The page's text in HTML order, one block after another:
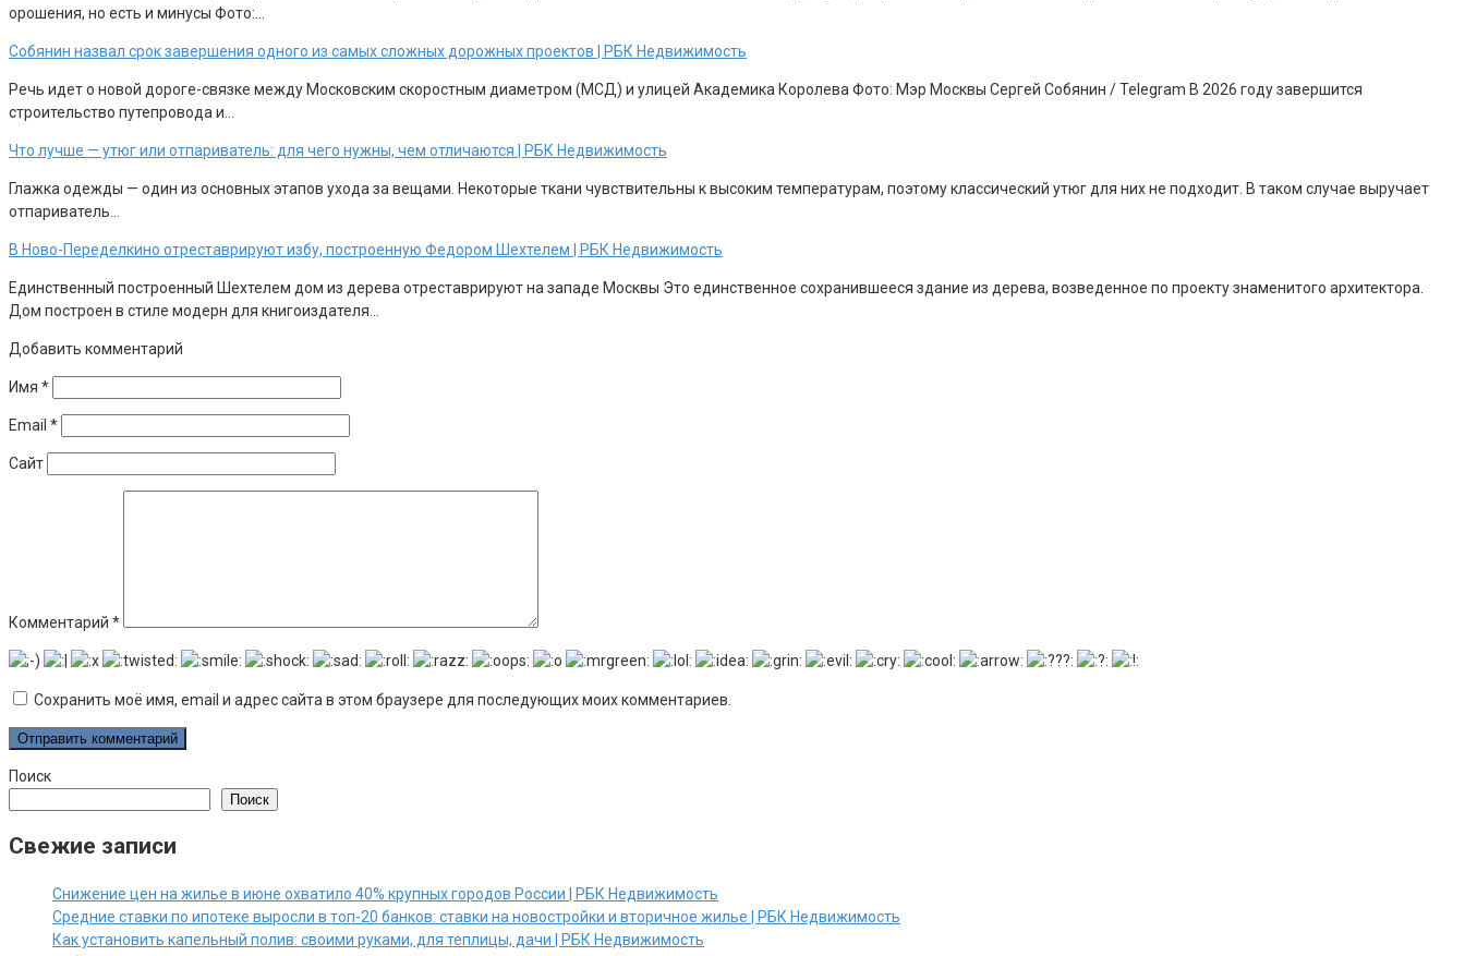
орошения, но есть и минусы Фото:…
Собянин назвал срок завершения одного из самых сложных дорожных проектов | РБК Недвижимость
Речь идет о новой дороге-связке между Московским скоростным диаметром (МСД) и улицей Академика Королева Фото: Мэр Москвы Сергей Собянин / Telegram В 2026 году завершится
строительство путепровода и…
Что лучше — утюг или отпариватель: для чего нужны, чем отличаются | РБК Недвижимость
Глажка одежды — один из основных этапов ухода за вещами. Некоторые ткани чувствительны к высоким температурам, поэтому классический утюг для них не подходит. В таком случае выручает
отпариватель…
В Ново-Переделкино отреставрируют избу, построенную Федором Шехтелем | РБК Недвижимость
Единственный построенный Шехтелем дом из дерева отреставрируют на западе Москвы Это единственное сохранившееся здание из дерева, возведенное по проекту знаменитого архитектора.
Дом построен в стиле модерн для книгоиздателя…
Добавить комментарий
Имя *
Email *
Сайт
Комментарий *
Сохранить моё имя, email и адрес сайта в этом браузере для последующих моих комментариев.
Поиск
Поиск
Свежие записи
Снижение цен на жилье в июне охватило 40% крупных городов России | РБК Недвижимость
Средние ставки по ипотеке выросли в топ-20 банков: ставки на новостройки и вторичное жилье | РБК Недвижимость
Как установить капельный полив: своими руками, для теплицы, дачи | РБК Недвижимость